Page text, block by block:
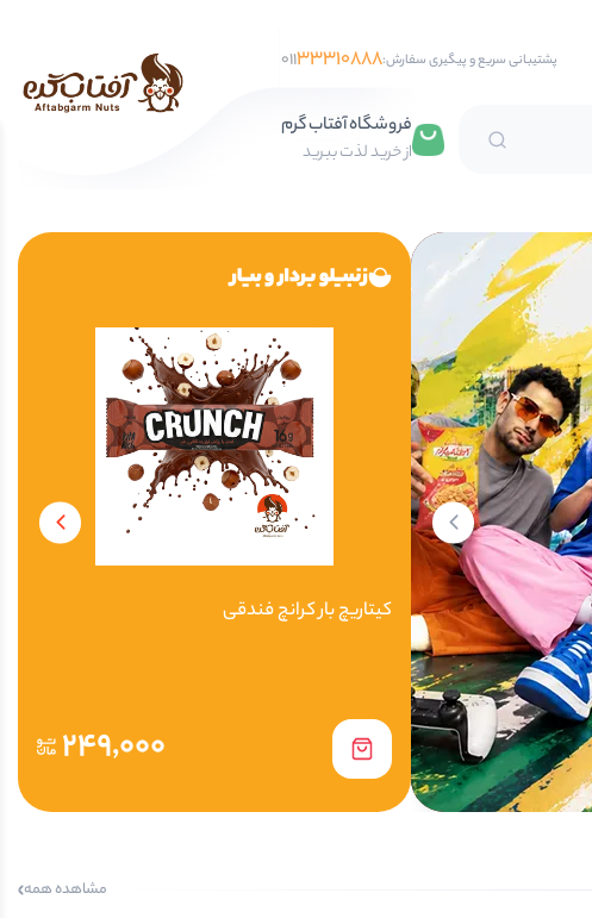
پشتیبانی سریع و پیگیری سفارش: 01133310888
تخمه آفتابگردان
تخمه کدو
تخمه جابانی
تخمه هندوانه
فندق
مغز فندق
فندق با پوست
فروشگاه آفتاب گرم
از خرید لذت ببرید
محصول ناموجود است
کیتاریچ بار کرانچ فندقی
249,000
مشاهده همه